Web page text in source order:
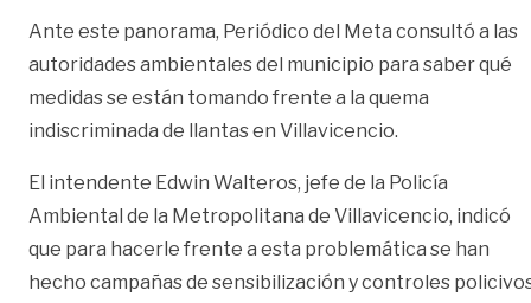
Ante este panorama, Periódico del Meta consultó a las
autoridades ambientales del municipio para saber qué
medidas se están tomando frente a la quema
indiscriminada de llantas en Villavicencio.
El intendente Edwin Walteros, jefe de la Policía
Ambiental de la Metropolitana de Villavicencio, indicó
que para hacerle frente a esta problemática se han
hecho campañas de sensibilización y controles